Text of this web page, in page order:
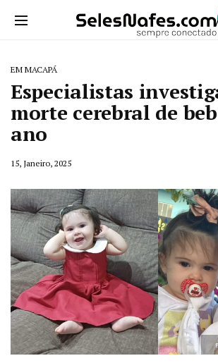
EM MACAPÁ
Especialistas
morte cerebral de
ano
15, Janeiro, 2025